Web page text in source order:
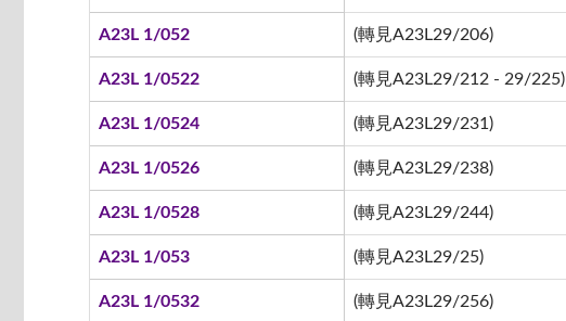
A23L 1/052 (轉見A23L29/206)
A23L 1/0522 (轉見A23L29/212 - 29/225)
A23L 1/0524 (轉見A23L29/231)
A23L 1/0526 (轉見A23L29/238)
A23L 1/0528 (轉見A23L29/244)
A23L 1/053 (轉見A23L29/25)
A23L 1/0532 (轉見A23L29/256)